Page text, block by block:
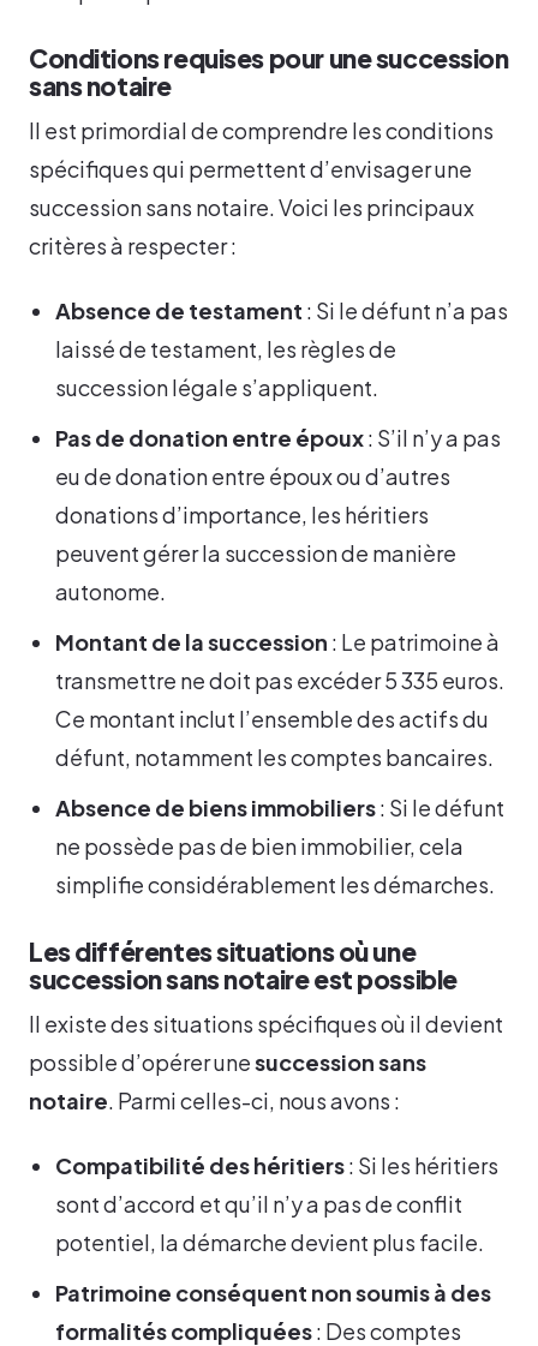
Conditions requises pour une succession
sans notaire
Il est primordial de comprendre les conditions
spécifiques qui permettent d’envisager une
succession sans notaire. Voici les principaux
critères à respecter :
Absence de testament : Si le défunt n’a pas
laissé de testament, les règles de
succession légale s’appliquent.
Pas de donation entre époux: S’il n’y a pas
eu de donation entre époux ou d’autres
donations d’importance, les héritiers
peuvent gérer la succession de manière
autonome.
Montant de la succession : Le patrimoine à
transmettre ne doit pas excéder 5 335 euros.
Ce montant inclut l’ensemble des actifs du
défunt, notamment les comptes bancaires.
Absence de biens immobiliers: Si le défunt
ne possède pas de bien immobilier, cela
simplifie considérablement les démarches.
Les différentes situations où une
succession sans notaire est possible
Il existe des situations spécifiques où il devient
possible d’opérer unesuccession sans
notaire. Parmi celles-ci, nous avons :
Compatibilité des héritiers: Si les héritiers
sont d’accord et qu’il n’y a pas de conflit
potentiel, la démarche devient plus facile.
Patrimoine conséquent non soumis à des
formalités compliquées: Des comptes